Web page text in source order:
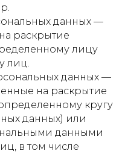
данных —
раскрытие
лицу
лиц.
данных —
на раскрытие
кругу
данных) или
данными
в том числе